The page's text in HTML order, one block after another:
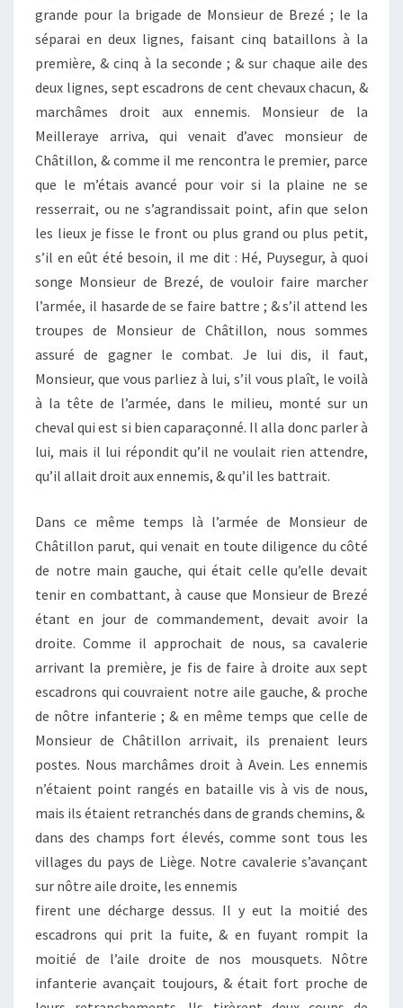
grande pour la brigade de Monsieur de Brezé ; le la
séparai en deux lignes, faisant cinq bataillons à la
première, & cinq à la seconde ; & sur chaque aile des
deux lignes, sept escadrons de cent chevaux chacun, &
marchâmes droit aux ennemis. Monsieur de la
Meilleraye arriva, qui venait d’avec monsieur de
Châtillon, & comme il me rencontra le premier, parce
que le m’étais avancé pour voir si la plaine ne se
resserrait, ou ne s’agrandissait point, afin que selon
les lieux je fisse le front ou plus grand ou plus petit,
s’il en eût été besoin, il me dit : Hé, Puysegur, à quoi
songe Monsieur de Brezé, de vouloir faire marcher
l’armée, il hasarde de se faire battre ; & s’il attend les
troupes de Monsieur de Châtillon, nous sommes
assuré de gagner le combat. Je lui dis, il faut,
Monsieur, que vous parliez à lui, s’il vous plaît, le voilà
à la tête de l’armée, dans le milieu, monté sur un
cheval qui est si bien caparaçonné. Il alla donc parler à
lui, mais il lui répondit qu’il ne voulait rien attendre,
qu’il allait droit aux ennemis, & qu’il les battrait.
Dans ce même temps là l’armée de Monsieur de
Châtillon parut, qui venait en toute diligence du côté
de notre main gauche, qui était celle qu’elle devait
tenir en combattant, à cause que Monsieur de Brezé
étant en jour de commandement, devait avoir la
droite. Comme il approchait de nous, sa cavalerie
arrivant la première, je fis de faire à droite aux sept
escadrons qui couvraient notre aile gauche, & proche
de nôtre infanterie ; & en même temps que celle de
Monsieur de Châtillon arrivait, ils prenaient leurs
postes. Nous marchâmes droit à Avein. Les ennemis
n’étaient point rangés en bataille vis à vis de nous,
mais ils étaient retranchés dans de grands chemins, &
dans des champs fort élevés, comme sont tous les
villages du pays de Liège. Notre cavalerie s’avançant
sur nôtre aile droite, les ennemis
firent une décharge dessus. Il y eut la moitié des
escadrons qui prit la fuite, & en fuyant rompit la
moitié de l’aile droite de nos mousquets. Nôtre
infanterie avançait toujours, & était fort proche de